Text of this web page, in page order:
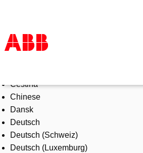
Products & Solutions
Industries
Services
About us
Where to buy
Contact us
Čeština
Chinese
Dansk
Deutsch
Deutsch (Schweiz)
Deutsch (Luxemburg)